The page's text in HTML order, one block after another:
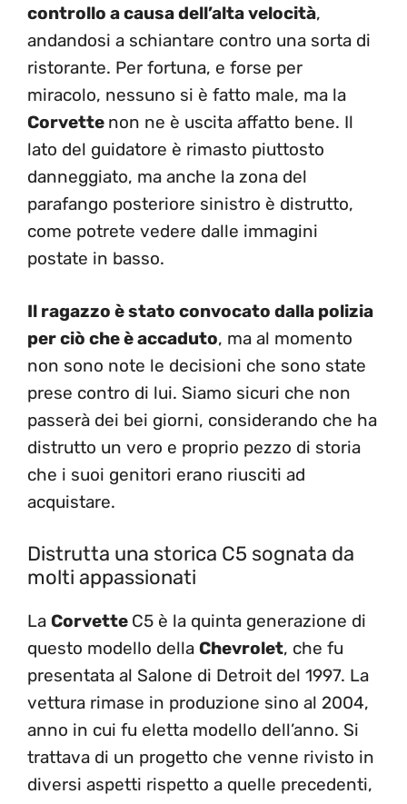
controllo a causa dell’alta velocità,
andandosi a schiantare contro una sorta di
ristorante. Per fortuna, e forse per
miracolo, nessuno si è fatto male, ma la
Corvette non ne è uscita affatto bene. Il
lato del guidatore è rimasto piuttosto
danneggiato, ma anche la zona del
parafango posteriore sinistro è distrutto,
come potrete vedere dalle immagini
postate in basso.
Il ragazzo è stato convocato dalla polizia
per ciò che è accaduto, ma al momento
non sono note le decisioni che sono state
prese contro di lui. Siamo sicuri che non
passerà dei bei giorni, considerando che ha
distrutto un vero e proprio pezzo di storia
che i suoi genitori erano riusciti ad
acquistare.
Distrutta una storica C5 sognata da
molti appassionati
La Corvette C5 è la quinta generazione di
questo modello della Chevrolet, che fu
presentata al Salone di Detroit del 1997. La
vettura rimase in produzione sino al 2004,
anno in cui fu eletta modello dell’anno. Si
trattava di un progetto che venne rivisto in
diversi aspetti rispetto a quelle precedenti,